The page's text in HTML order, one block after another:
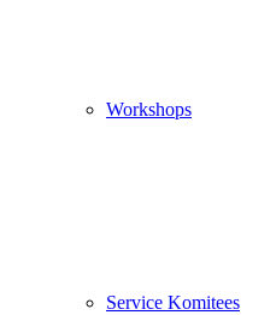
Workshops
Service Komitees